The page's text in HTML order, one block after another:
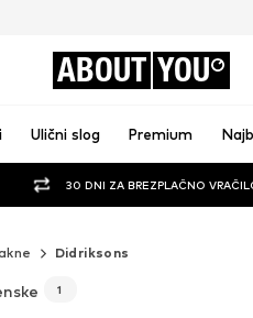
ABOUT YOU
Ulični slog Premium
30 DNI ZA BREZPLAČNO
Didriksons
1